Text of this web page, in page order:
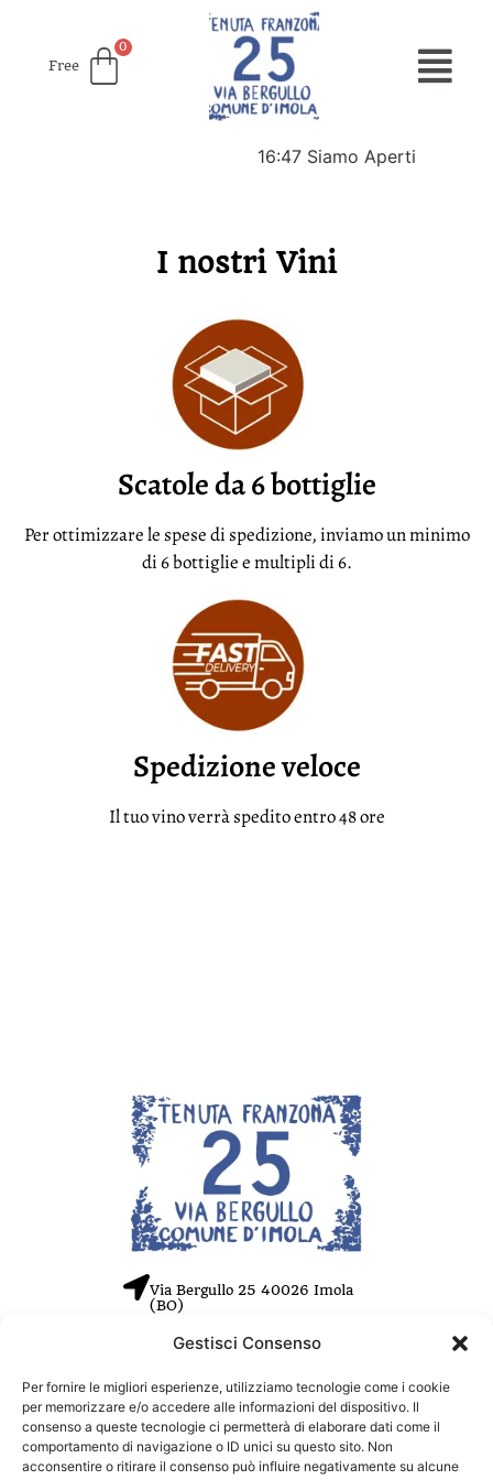
Gestisci Consenso
Per fornire le migliori esperienze, utilizziamo tecnologie come i cookie
per memorizzare e/o accedere alle informazioni del dispositivo. Il
consenso a queste tecnologie ci permetterà di elaborare dati come il
comportamento di navigazione o ID unici su questo sito. Non
acconsentire o ritirare il consenso può influire negativamente su alcune
Free
16:47 Siamo Aperti
I nostri Vini
Scatole da 6 bottiglie
Per ottimizzare le spese di spedizione, inviamo un minimo
di 6 bottiglie e multipli di 6.
Spedizione veloce
Il tuo vino verrà spedito entro 48 ore
Via Bergullo 25 40026 Imola
(BO)
Tel. +39 0542 26550
info@tenutafranzona.com
P.IVA 03408831208